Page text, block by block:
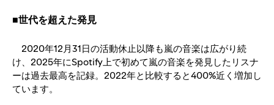
■世代を超えた発見
2020年12月31日の活動休止以降も嵐の音楽は広がり続
け、2025年にSpotify上で初めて嵐の音楽を発見したリスナ
ーは過去最高を記録。2022年と比較すると400%近く増加し
ています。